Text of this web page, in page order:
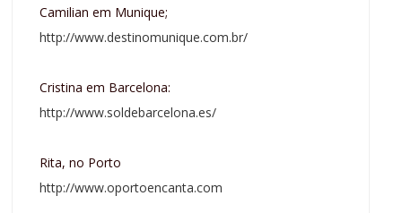
Camilian em Munique;
http://www.destinomunique.com.br/
Cristina em Barcelona:
http://www.soldebarcelona.es/
Rita, no Porto
http://www.oportoencanta.com